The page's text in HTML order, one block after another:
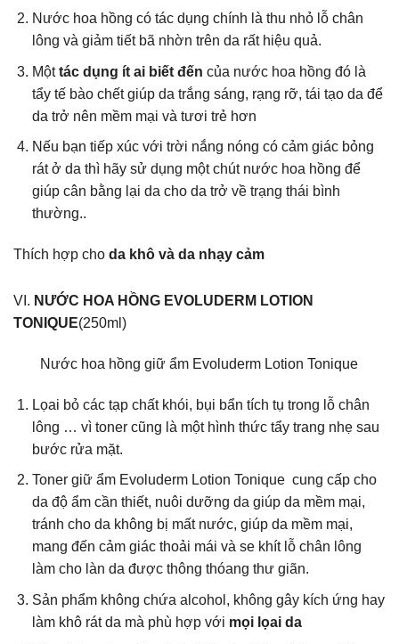
Nước hoa hồng có tác dụng chính là thu nhỏ lỗ chân
lông và giảm tiết bã nhờn trên da rất hiệu quả.
Mộttác dụng ít ai biết đến của nước hoa hồng đó là
tẩy tế bào chết giúp da trắng sáng, rạng rỡ, tái tạo da để
da trở nên mềm mại và tươi trẻ hơn
Nếu bạn tiếp xúc với trời nắng nóng có cảm giác bỏng
rát ở da thì hãy sử dụng một chút nước hoa hồng để
giúp cân bằng lại da cho da trở về trạng thái bình
thường..
Thích hợp cho da khô và da nhạy cảm
VI. NƯỚC HOA HỒNG EVOLUDERM LOTION
TONIQUE(250ml)
Nước hoa hồng giữ ẩm Evoluderm Lotion Tonique
Lọai bỏ các tạp chất khói, bụi bẩn tích tụ trong lỗ chân
lông … vì toner cũng là một hình thức tẩy trang nhẹ sau
bước rửa mặt.
Toner giữ ẩm Evoluderm Lotion Tonique cung cấp cho
da độ ẩm cần thiết, nuôi dưỡng da giúp da mềm mại,
tránh cho da không bị mất nước, giúp da mềm mại,
mang đến cảm giác thoải mái và se khít lỗ chân lông
làm cho làn da được thông thóang thư giãn.
Sản phẩm không chứa alcohol, không gây kích ứng hay
làm khô rát da mà phù hợp với mọi lọai da